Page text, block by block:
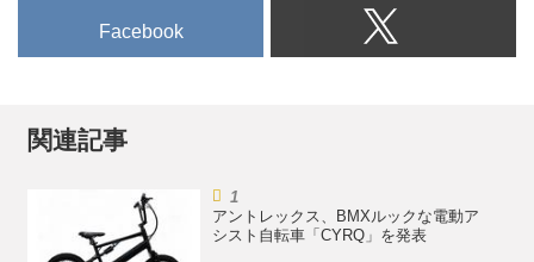
Facebook
関連記事
アントレックス、BMXルックな電動ア
シスト自転車「CYRQ」を発表